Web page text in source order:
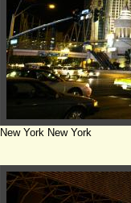
New York New York